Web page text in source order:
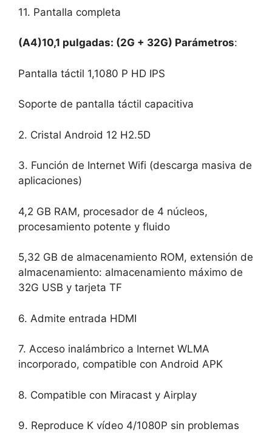
11. Pantalla completa
(A4)10,1 pulgadas: (2G + 32G) Parámetros:
Pantalla táctil 1,1080 P HD IPS
Soporte de pantalla táctil capacitiva
2. Cristal Android 12 H2.5D
3. Función de Internet Wifi (descarga masiva de
aplicaciones)
4,2 GB RAM, procesador de 4 núcleos,
procesamiento potente y fluido
5,32 GB de almacenamiento ROM, extensión de
almacenamiento: almacenamiento máximo de
32G USB y tarjeta TF
6. Admite entrada HDMI
7. Acceso inalámbrico a Internet WLMA
incorporado, compatible con Android APK
8. Compatible con Miracast y Airplay
9. Reproduce K vídeo 4/1080P sin problemas